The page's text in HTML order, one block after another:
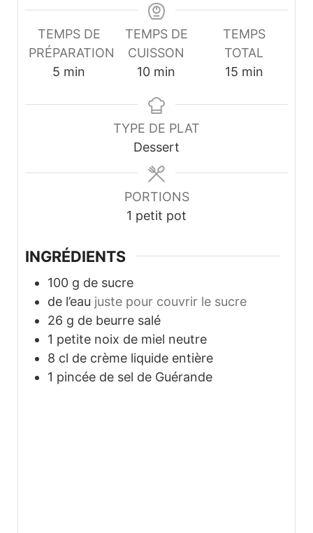
TEMPS DE
PRÉPARATION
5 minutes
min
TEMPS DE
CUISSON
10minutes
min
TEMPS
TOTAL
15minutes
min
TYPE DE PLAT
Dessert
PORTIONS
1 petit pot
INGRÉDIENTS
100 g de sucre
de l’eau juste pour couvrir le sucre
26 g de beurre salé
1 petite noix de miel neutre
8 cl de crème liquide entière
1 pincée de sel de Guérande